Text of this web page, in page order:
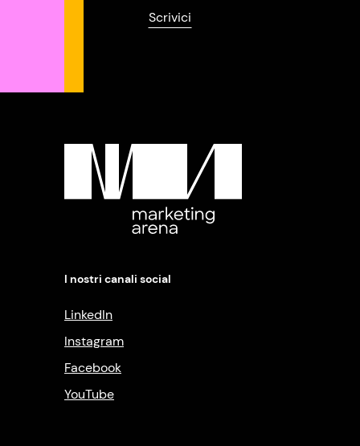
Scrivici
I nostri canali social
LinkedIn
Instagram
Facebook
YouTube